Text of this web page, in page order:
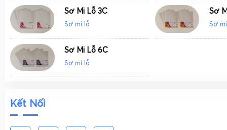
Sơ Mi Lỗ 3C
Sơ mi lỗ
Sơ
Sơ
Sơ Mi Lỗ 6C
Sơ mi lỗ
Kết Nối